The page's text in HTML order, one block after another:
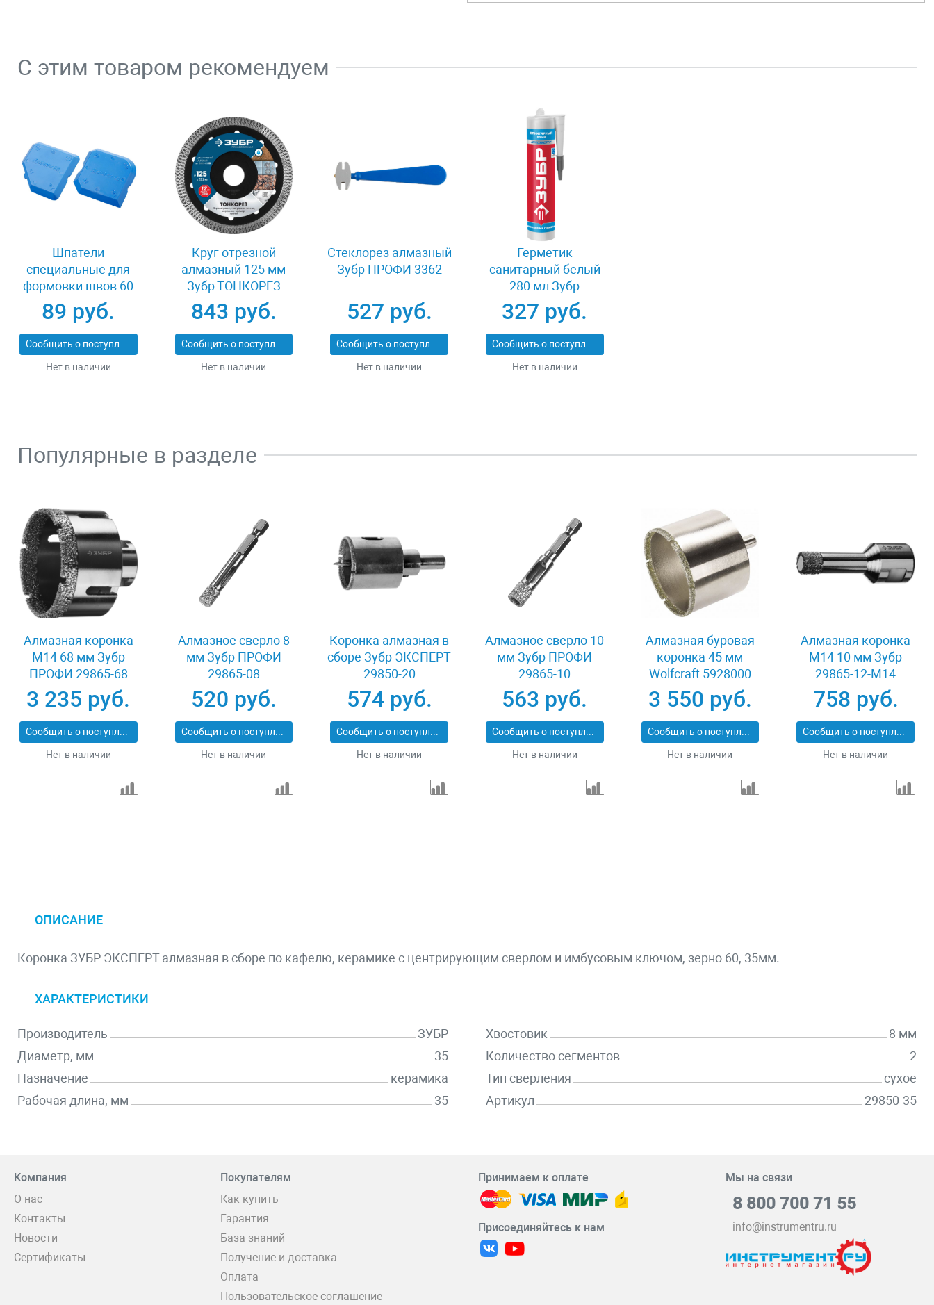
С этим товаром рекомендуем
Шпатели
специальные для
формовки швов 60
мм Stayer 10165-H2
89 руб.
Сообщить о поступлении
Нет в наличии
Круг отрезной
алмазный 125 мм
Зубр ТОНКОРЕЗ
36659-125_z01
843 руб.
Сообщить о поступлении
Нет в наличии
Стеклорез алмазный
Зубр ПРОФИ 3362
527 руб.
Сообщить о поступлении
Нет в наличии
Герметик
санитарный белый
280 мл Зубр
ЭКСПЕРТ 41235-0
327 руб.
Сообщить о поступлении
Нет в наличии
Популярные в разделе
Алмазная коронка
М14 68 мм Зубр
ПРОФИ 29865-68
3 235 руб.
Сообщить о поступлении
Нет в наличии
Алмазное сверло 8
мм Зубр ПРОФИ
29865-08
520 руб.
Сообщить о поступлении
Нет в наличии
Коронка алмазная в
сборе Зубр ЭКСПЕРТ
29850-20
574 руб.
Сообщить о поступлении
Нет в наличии
Алмазное сверло 10
мм Зубр ПРОФИ
29865-10
563 руб.
Сообщить о поступлении
Нет в наличии
Алмазная буровая
коронка 45 мм
Wolfcraft 5928000
3 550 руб.
Сообщить о поступлении
Нет в наличии
Алмазная коронка
М14 10 мм Зубр
29865-12-M14
758 руб.
Сообщить о поступлении
Нет в наличии
ОПИСАНИЕ
Коронка ЗУБР ЭКСПЕРТ алмазная в сборе по кафелю, керамике с центрирующим сверлом и имбусовым ключом, зерно 60, 35мм.
ХАРАКТЕРИСТИКИ
Производитель
ЗУБР
Диаметр, мм
35
Назначение
керамика
Рабочая длина, мм
35
Хвостовик
8 мм
Количество сегментов
2
Тип сверления
сухое
Артикул
29850-35
Компания
О нас
Контакты
Новости
Сертификаты
Покупателям
Как купить
Гарантия
База знаний
Получение и доставка
Оплата
Пользовательское соглашение
Принимаем к оплате
Присоединяйтесь к нам
Мы на связи
8 800 700 71 55
info@instrumentru.ru